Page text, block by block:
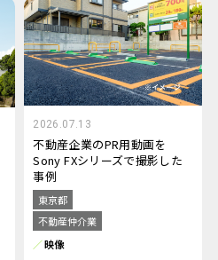
2026.07.13
不動産企業のPR用動画を
Sony FXシリーズで撮影した
事例
東京都
不動産仲介業
映像